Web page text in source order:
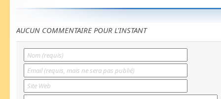
AUCUN COMMENTAIRE POUR L'INSTANT